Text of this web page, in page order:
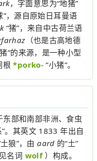
，字面意思为“地猪”
”，源自原始日耳曼语
“猪”，来自中古荷兰语
（也是古高地德
”的来源，是一种小型
根*porko- “小猪”。
东部和南部非洲、食虫
。其英文 1833 年出自
狼”，由aard 的“土”
名词 wolf）构成。